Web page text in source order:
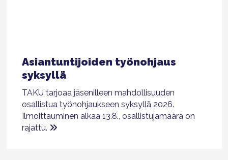
Asiantuntijoiden työnohjaus
syksyllä
TAKU tarjoaa jäsenilleen mahdollisuuden
osallistua työnohjaukseen syksyllä 2026.
Ilmoittauminen alkaa 13.8., osallistujamäärä on
rajattu.